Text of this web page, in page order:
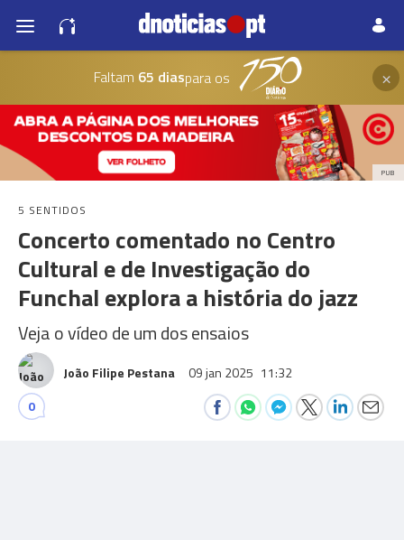
Faltam 65 diaspara os ×
PUB
5 SENTIDOS
Concerto comentado no Centro
Cultural e de Investigação do
Funchal explora a história do jazz
Veja o vídeo de um dos ensaios
João Filipe Pestana 09 jan 2025 11:32
0